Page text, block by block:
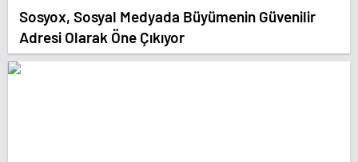
Sosyox, Sosyal Medyada Büyümenin Güvenilir
Adresi Olarak Öne Çıkıyor